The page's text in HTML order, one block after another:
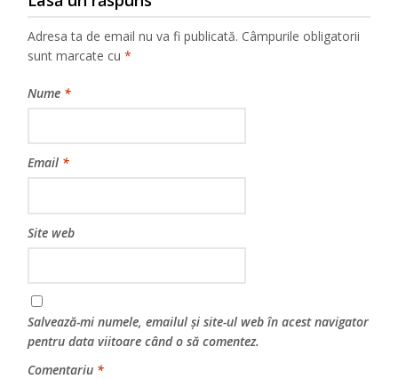
Adresa ta de email nu va fi publicată. Câmpurile obligatorii
sunt marcate cu*
Nume *
Email *
Site web
Salvează-mi numele, emailul și site-ul web în acest navigator
pentru data viitoare când o să comentez.
Comentariu *